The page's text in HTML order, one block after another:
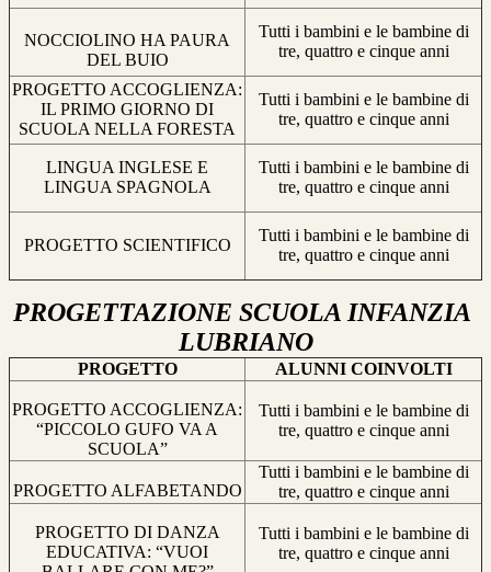
NOCCIOLINO HA PAURA
DEL BUIO
Tutti i bambini e le bambine di
tre, quattro e cinque anni
PROGETTO ACCOGLIENZA:
IL PRIMO GIORNO DI
SCUOLA NELLA FORESTA
Tutti i bambini e le bambine di
tre, quattro e cinque anni
LINGUA INGLESE E
LINGUA SPAGNOLA
Tutti i bambini e le bambine di
tre, quattro e cinque anni
PROGETTO SCIENTIFICO
Tutti i bambini e le bambine di
tre, quattro e cinque anni
PROGETTAZIONE SCUOLA INFANZIA
LUBRIANO
PROGETTO ALUNNI COINVOLTI
PROGETTO ACCOGLIENZA:
“PICCOLO GUFO VA A
SCUOLA”
Tutti i bambini e le bambine di
tre, quattro e cinque anni
PROGETTO ALFABETANDO
Tutti i bambini e le bambine di
tre, quattro e cinque anni
PROGETTO DI DANZA
EDUCATIVA: “VUOI
Tutti i bambini e le bambine di
tre, quattro e cinque anni